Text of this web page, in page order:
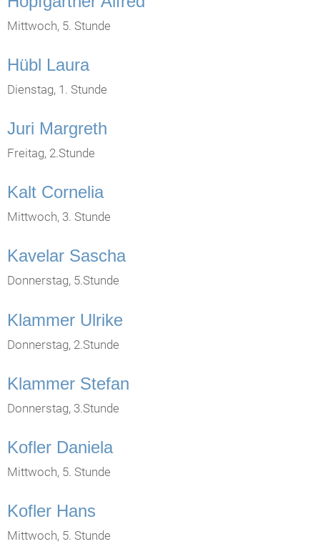
Mittwoch, 5. Stunde
Hübl Laura
Dienstag, 1. Stunde
Juri Margreth
Freitag, 2.Stunde
Kalt Cornelia
Mittwoch, 3. Stunde
Kavelar Sascha
Donnerstag, 5.Stunde
Klammer Ulrike
Donnerstag, 2.Stunde
Klammer Stefan
Donnerstag, 3.Stunde
Kofler Daniela
Mittwoch, 5. Stunde
Kofler Hans
Mittwoch, 5. Stunde